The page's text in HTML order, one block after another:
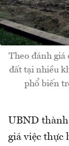
Theo đánh giá
đất tại nhiều
phổ biến
UBND thành
giá việc thực